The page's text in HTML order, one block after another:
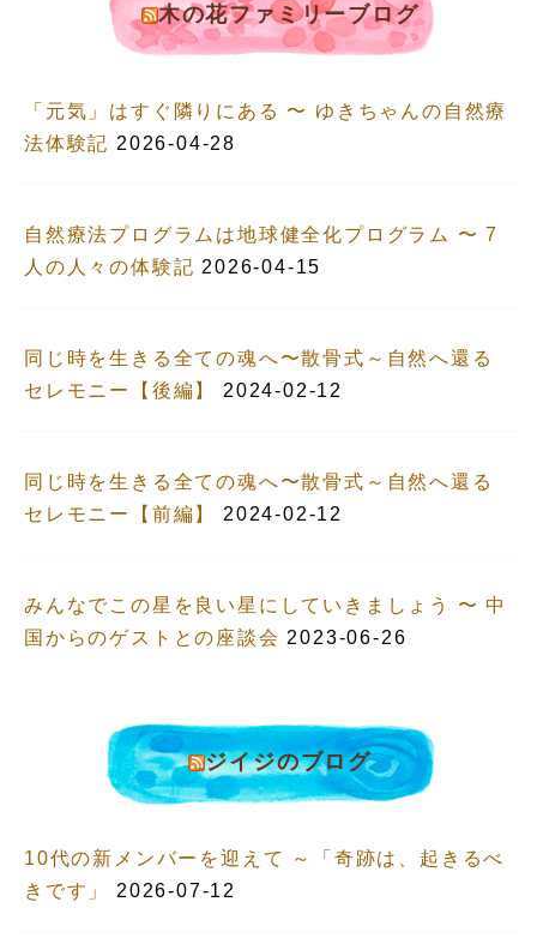
木の花ファミリーブログ
「元気」はすぐ隣りにある 〜 ゆきちゃんの自然療
法体験記 2026-04-28
自然療法プログラムは地球健全化プログラム 〜 7
人の人々の体験記 2026-04-15
同じ時を生きる全ての魂へ〜散骨式～自然へ還る
セレモニー【後編】
2024-02-12
同じ時を生きる全ての魂へ〜散骨式～自然へ還る
セレモニー【前編】
2024-02-12
みんなでこの星を良い星にしていきましょう 〜 中
国からのゲストとの座談会 2023-06-26
ジイジのブログ
10代の新メンバーを迎えて ～「奇跡は、起きるべ
きです」
2026-07-12